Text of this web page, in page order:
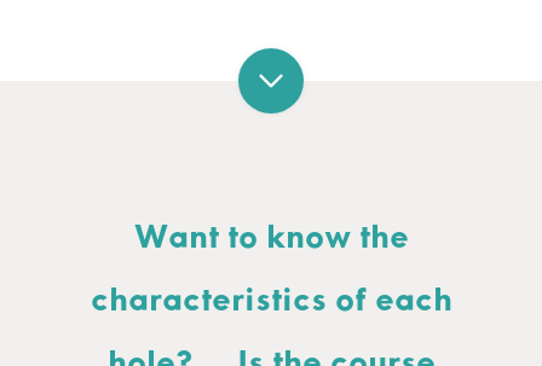
Want to know the
characteristics of each